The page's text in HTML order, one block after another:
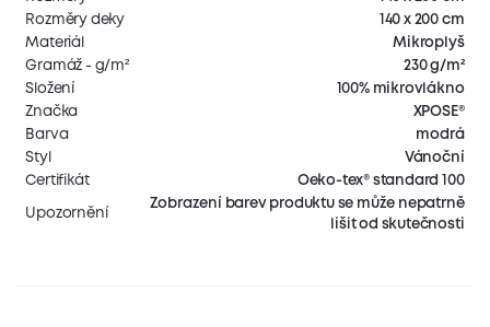
Rozměry deky
140 x 200 cm
Materiál
Mikroplyš
Gramáž - g/m²
230 g/m²
Složení
100% mikrovlákno
Značka
XPOSE®
Barva
modrá
Styl
Vánoční
Certifikát
Oeko-tex® standard 100
Upozornění
Zobrazení barev produktu se může nepatrně
lišit od skutečnosti